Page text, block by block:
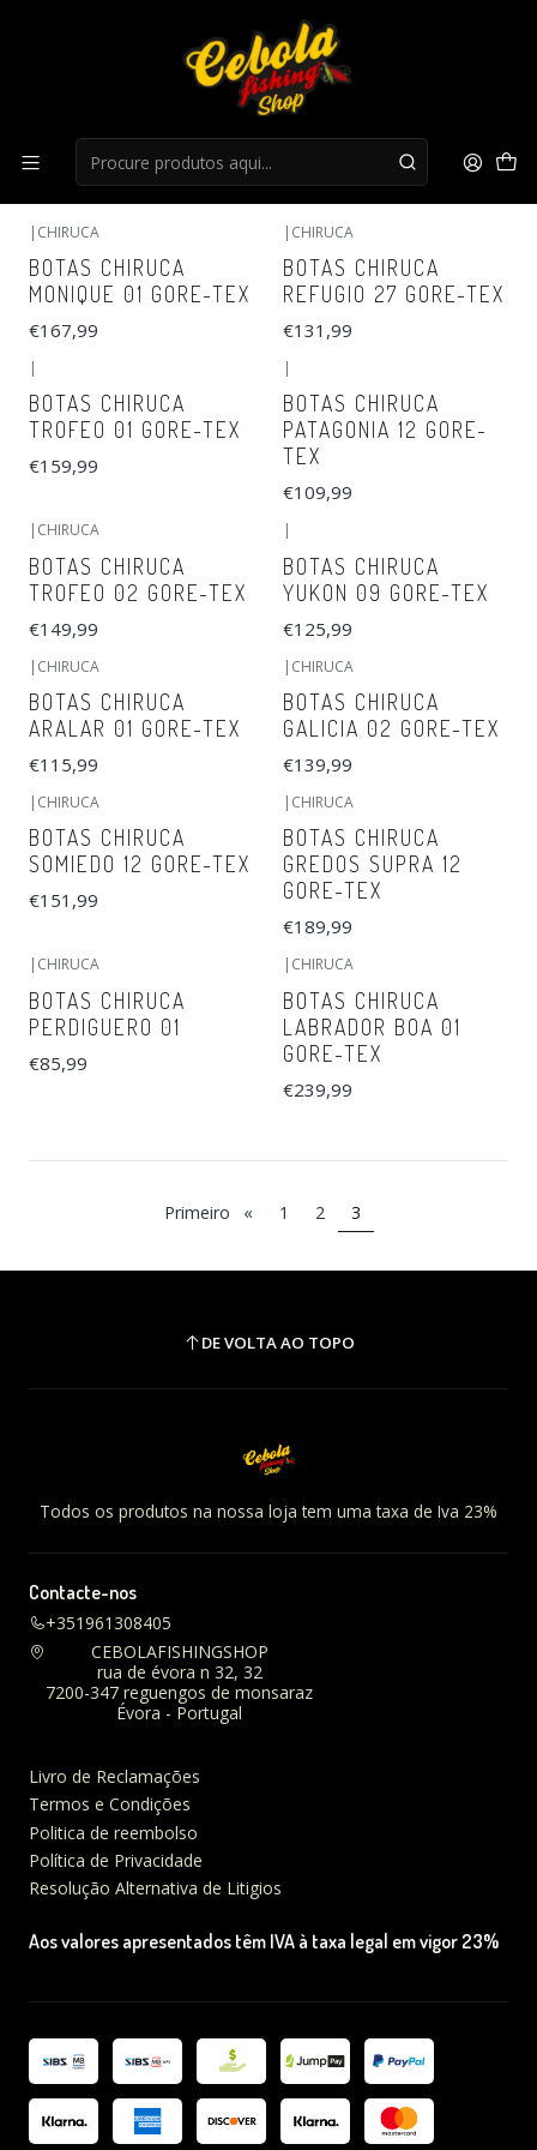
Botas
Botas
FILTROS
| CHIRUCA
BOTAS CHIRUCA
MONIQUE 01 GORE-TEX
€167,99
| CHIRUCA
BOTAS CHIRUCA
REFUGIO 27 GORE-TEX
€131,99
|
BOTAS CHIRUCA
TROFEO 01 GORE-TEX
€159,99
|
BOTAS CHIRUCA
PATAGONIA 12 GORE-
TEX
€109,99
| CHIRUCA
BOTAS CHIRUCA
TROFEO 02 GORE-TEX
€149,99
|
BOTAS CHIRUCA
YUKON 09 GORE-TEX
€125,99
| CHIRUCA
BOTAS CHIRUCA
ARALAR 01 GORE-TEX
€115,99
| CHIRUCA
BOTAS CHIRUCA
GALICIA 02 GORE-TEX
€139,99
| CHIRUCA
BOTAS CHIRUCA
SOMIEDO 12 GORE-TEX
€151,99
| CHIRUCA
BOTAS CHIRUCA
GREDOS SUPRA 12
GORE-TEX
€189,99
CHIRUCA
BOTAS CHIRUCA
PERDIGUERO 01
€85,99
CHIRUCA
BOTAS CHIRUCA
LABRADOR BOA 01
GORE-TEX
€239,99
Primeiro « 1 2 3
DE VOLTA AO TOPO
Todos os produtos na nossa loja tem uma taxa de Iva 23%
Contacte-nos
+351961308405
CEBOLAFISHINGSHOP
rua de évora n 32, 32
7200-347 reguengos de monsaraz
Évora - Portugal
Livro de Reclamações
Termos e Condições
Politica de reembolso
Política de Privacidade
Resolução Alternativa de Litigios
Aos valores apresentados têm IVA à taxa legal em vigor 23%